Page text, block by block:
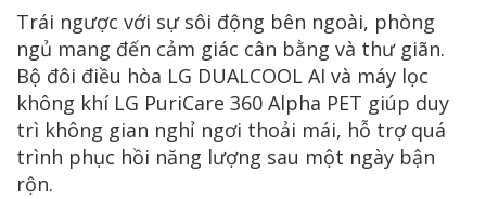
Trái ngược với sự sôi động bên ngoài, phòng
ngủ mang đến cảm giác cân bằng và thư giãn.
Bộ đôi điều hòa LG DUALCOOL AI và máy lọc
không khí LG PuriCare 360 Alpha PET giúp duy
trì không gian nghỉ ngơi thoải mái, hỗ trợ quá
trình phục hồi năng lượng sau một ngày bận
rộn.